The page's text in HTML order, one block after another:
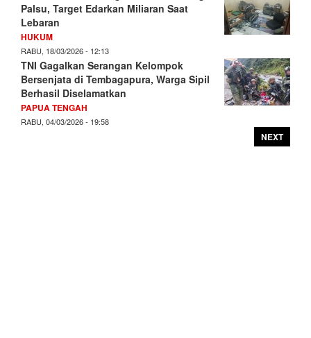
Palsu, Target Edarkan Miliaran Saat
Lebaran
HUKUM
RABU, 18/03/2026 - 12:13
TNI Gagalkan Serangan Kelompok
Bersenjata di Tembagapura, Warga Sipil
Berhasil Diselamatkan
PAPUA TENGAH
RABU, 04/03/2026 - 19:58
NEXT